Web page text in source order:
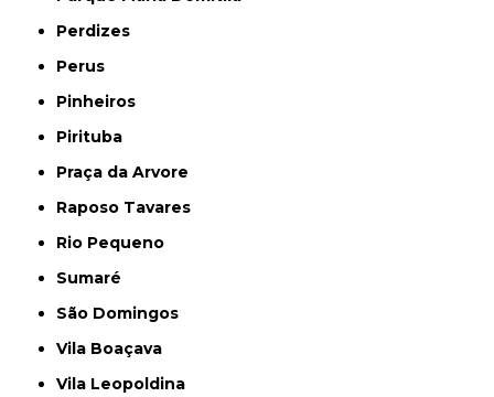
Perdizes
Perus
Pinheiros
Pirituba
Praça da Arvore
Raposo Tavares
Rio Pequeno
Sumaré
São Domingos
Vila Boaçava
Vila Leopoldina